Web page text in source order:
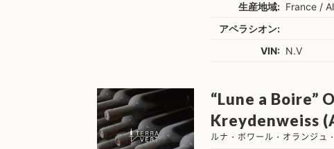
生産地域: France /
アペラシオン:
VIN: N.V
“Lune a Boire”
Kreydenweiss
ルナ・ボワール・オランジュ